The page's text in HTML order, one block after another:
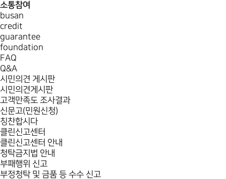
소통참여
busan
credit
guarantee
foundation
FAQ
Q&A
시민의견 게시판
시민의견게시판
고객만족도 조사결과
신문고(민원신청)
칭찬합시다
클린신고센터
클린신고센터 안내
청탁금지법 안내
부패행위 신고
부정청탁 및 금품 등 수수 신고